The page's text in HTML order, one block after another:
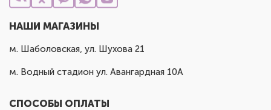
НАШИ МАГАЗИНЫ
м. Шаболовская, ул. Шухова 21
м. Водный стадион ул. Авангардная 10А
СПОСОБЫ ОПЛАТЫ